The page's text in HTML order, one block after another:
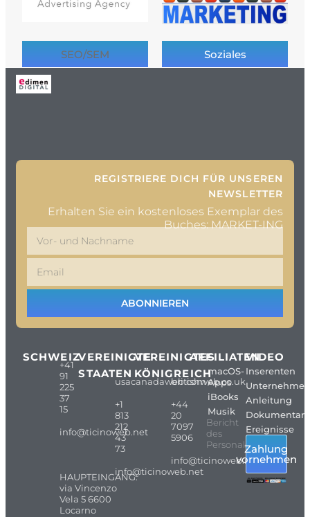
SEO/SEM Soziales
REGISTRIERE DICH FÜR UNSEREN
NEWSLETTER
Erhalten Sie ein kostenloses Exemplar des
Buches: MARKET-ING
ABONNIEREN
SCHWEIZ
+41
91
225
37
15
info@ticinoweb.net
HAUPTEINGANG:
via Vincenzo
Vela 5 6600
Locarno
VEREINIGTE
STAATEN
usacanadaweb.com
+1
813
212
43
73
info@ticinoweb.net
VEREINIGTES
KÖNIGREICH
britishweb.co.uk
+44
20
7097
5906
info@ticinoweb.net
AFFILIATEN
macOS-
Apps
iBooks
Musik
Bericht
des
Personals
VIDEO
Inserenten
Unternehmen
Anleitung
Ereignisse
Zahlung
vornehmen